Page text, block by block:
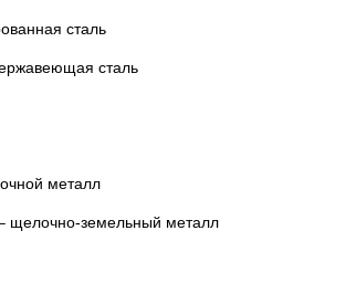
сталь
сталь
металл
щелочно-земельный металл